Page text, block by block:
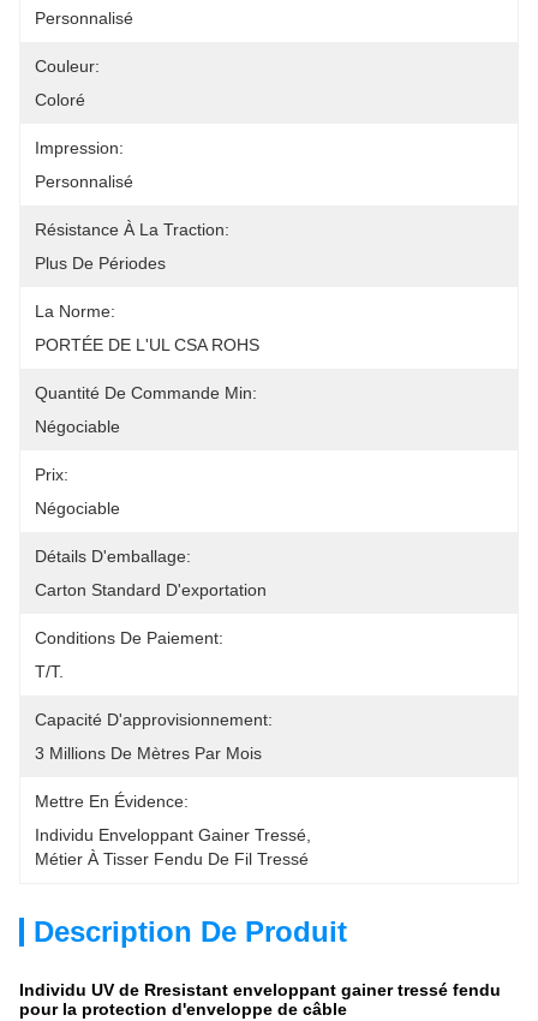
Personnalisé
Couleur:
Coloré
Impression:
Personnalisé
Résistance À La Traction:
Plus De Périodes
La Norme:
PORTÉE DE L'UL CSA ROHS
Quantité De Commande Min:
Négociable
Prix:
Négociable
Détails D'emballage:
Carton Standard D'exportation
Conditions De Paiement:
T/T.
Capacité D'approvisionnement:
3 Millions De Mètres Par Mois
Mettre En Évidence:
Individu Enveloppant Gainer Tressé
Métier À Tisser Fendu De Fil Tressé
Description De Produit
Individu UV de Rresistant enveloppant gainer tressé fendu
pour la protection d'enveloppe de câble